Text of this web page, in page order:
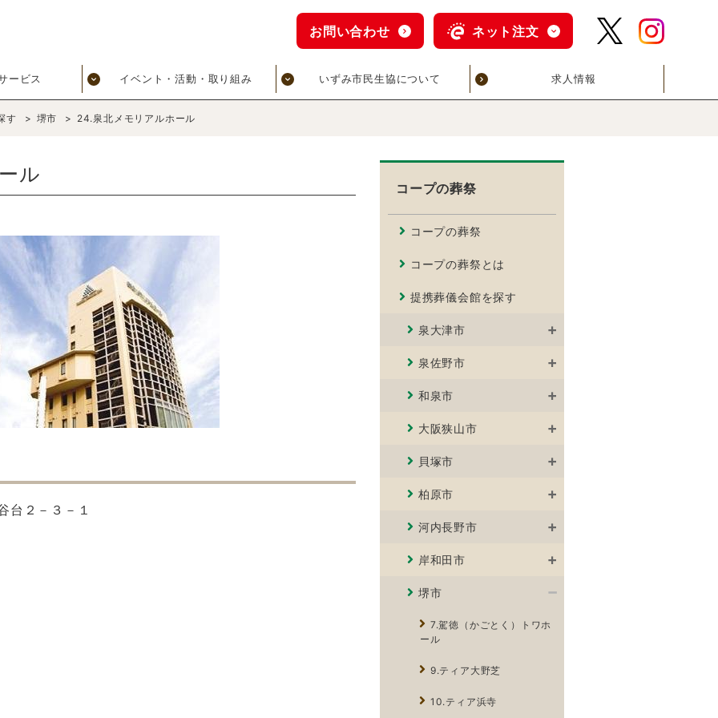
ービス イベント・活動・取り組み いずみ市民生協について 求人情報
お問い合わせ ネット注文
す > 堺市 > 24.泉北メモリアルホール
ル
台２－３－１
コープの葬祭
コープの葬祭
コープの葬祭とは
提携葬儀会館を探す
泉大津市
泉佐野市
和泉市
大阪狭山市
貝塚市
柏原市
河内長野市
岸和田市
堺市
7.駕徳（かごとく）トワホ
ール
9.ティア大野芝
10.ティア浜寺